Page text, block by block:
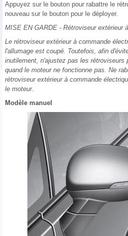
Appuyez sur le bouton pour rabattre le
nouveau sur le bouton pour le déployer.
MISE EN GARDE - Rétroviseur extérieur
Le rétroviseur extérieur à commande
l'allumage est coupé. Toutefois, afin
inutilement, n'ajustez pas les rétroviseurs
quand le moteur ne fonctionne pas. Ne
rétroviseur extérieur à commande
le moteur.
Modèle manuel